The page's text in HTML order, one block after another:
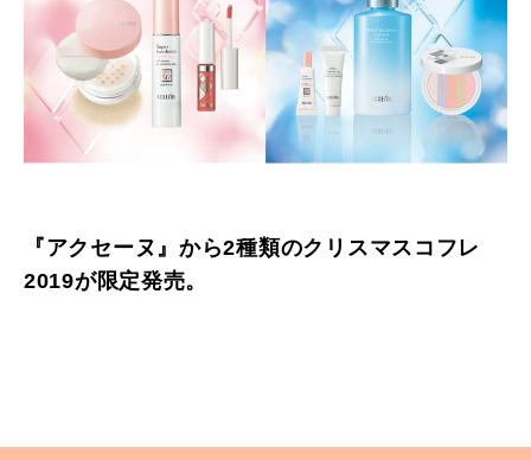
『アクセーヌ』から2種類のクリスマスコフレ
2019が限定発売。